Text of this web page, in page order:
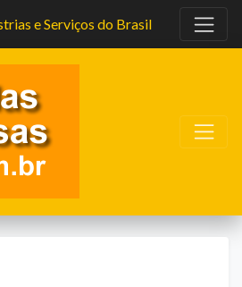
e Serviços do Brasil